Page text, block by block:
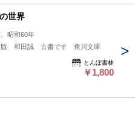
世界
昭和60年
和田誠 古書です 角川文庫
とんぼ書林
￥1,800